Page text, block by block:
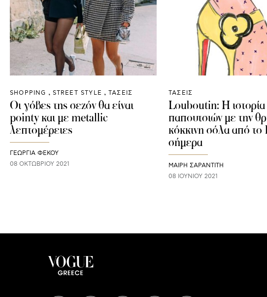
SHOPPING STREET STYLE ΤΑΣΕΙΣ
Οι γόβες της σεζόν θα είναι
pointy και με metallic
λεπτομέρειες
ΓΕΩΡΓΙΑ ΦΕΚΟΥ
08 ΟΚΤΩΒΡΊΟΥ 2021
ΤΑΣΕΙΣ
Louboutin: Η ιστορία
παπουτσιών με την
κόκκινη σόλα από
σήμερα
ΜΑΊΡΗ ΣΑΡΑΝΤΊΤΗ
08 ΙΟΥΝΊΟΥ 2021